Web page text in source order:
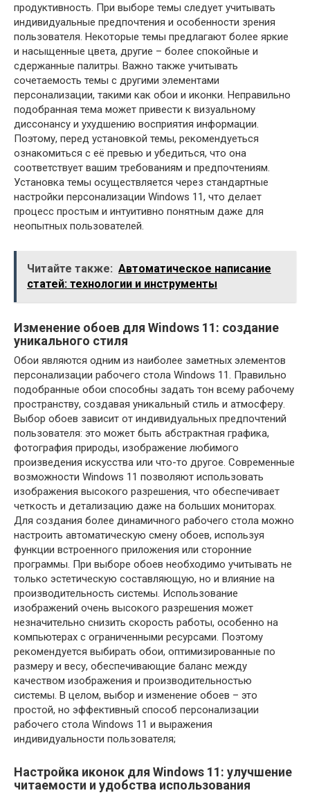
продуктивность. При выборе темы следует учитывать
индивидуальные предпочтения и особенности зрения
пользователя. Некоторые темы предлагают более яркие
и насыщенные цвета, другие – более спокойные и
сдержанные палитры. Важно также учитывать
сочетаемость темы с другими элементами
персонализации, такими как обои и иконки. Неправильно
подобранная тема может привести к визуальному
диссонансу и ухудшению восприятия информации.
Поэтому, перед установкой темы, рекомендуеться
ознакомиться с её превью и убедиться, что она
соответствует вашим требованиям и предпочтениям.
Установка темы осуществляется через стандартные
настройки персонализации Windows 11, что делает
процесс простым и интуитивно понятным даже для
неопытных пользователей.
Читайте также: Автоматическое написание
статей: технологии и инструменты
Изменение обоев для Windows 11: создание
уникального стиля
Обои являются одним из наиболее заметных элементов
персонализации рабочего стола Windows 11. Правильно
подобранные обои способны задать тон всему рабочему
пространству, создавая уникальный стиль и атмосферу.
Выбор обоев зависит от индивидуальных предпочтений
пользователя: это может быть абстрактная графика,
фотография природы, изображение любимого
произведения искусства или что-то другое. Современные
возможности Windows 11 позволяют использовать
изображения высокого разрешения, что обеспечивает
четкость и детализацию даже на больших мониторах.
Для создания более динамичного рабочего стола можно
настроить автоматическую смену обоев, используя
функции встроенного приложения или сторонние
программы. При выборе обоев необходимо учитывать не
только эстетическую составляющую, но и влияние на
производительность системы. Использование
изображений очень высокого разрешения может
незначительно снизить скорость работы, особенно на
компьютерах с ограниченными ресурсами. Поэтому
рекомендуется выбирать обои, оптимизированные по
размеру и весу, обеспечивающие баланс между
качеством изображения и производительностью
системы. В целом, выбор и изменение обоев – это
простой, но эффективный способ персонализации
рабочего стола Windows 11 и выражения
индивидуальности пользователя;
Настройка иконок для Windows 11: улучшение
читаемости и удобства использования